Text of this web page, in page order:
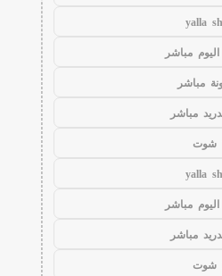
yalla
مباشر
مباشر
مباشر
شوت
yalla
مباشر
مباشر
شوت